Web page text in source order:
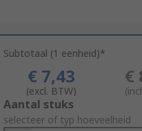
Subtotaal (1 eenheid)*
€ 7,43
(excl. BTW)
€
Add
to
Aantal stuks
selecteer of typ hoeveelheid